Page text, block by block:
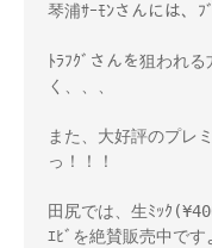
琴浦ｻｰﾓﾝさんには、ﾌ
ﾄﾗﾌｸﾞさんを狙われ
く、、、
また、大好評のプレ
っ！！！
田尻では、生ﾐｯｸ
ｴﾋﾞを絶賛販売中です